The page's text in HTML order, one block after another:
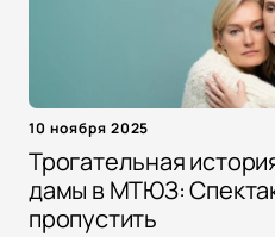
10 ноября 2025
Трогательная
дамы в МТЮЗ:
пропустить